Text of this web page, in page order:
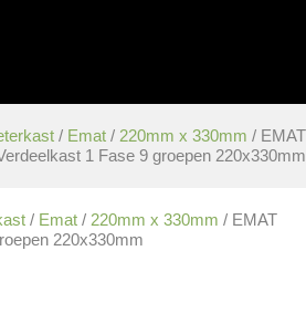
/ Emat / 220mm x 330mm / EMAT
1 Fase 9 groepen 220x330mm
/ Emat / 220mm x 330mm / EMAT
220x330mm